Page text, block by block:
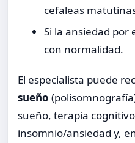
cefaleas
Si la ansiedad
con normalidad.
El especialista puede
sueño
sueño, terapia
insomnio/ansiedad y,